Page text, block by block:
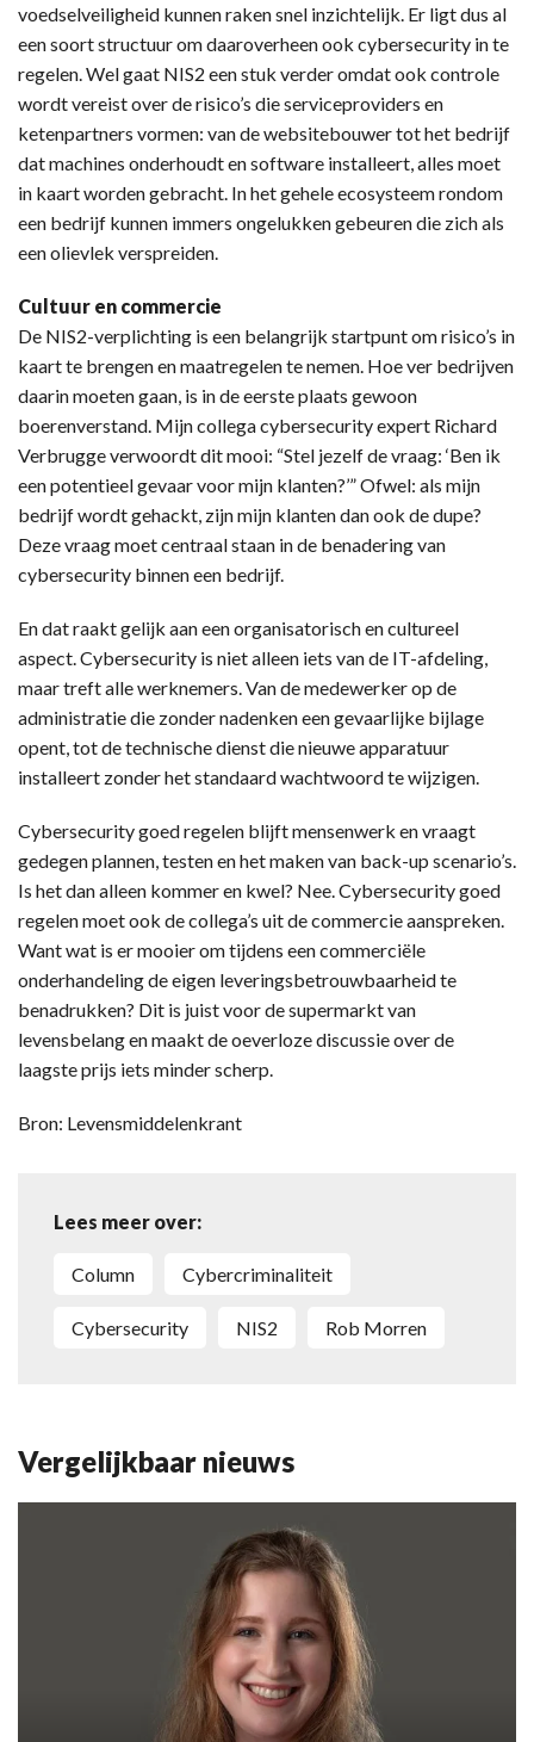
voedselveiligheid kunnen raken snel inzichtelijk. Er ligt dus al
een soort structuur om daaroverheen ook cybersecurity in te
regelen. Wel gaat NIS2 een stuk verder omdat ook controle
wordt vereist over de risico’s die serviceproviders en
ketenpartners vormen: van de websitebouwer tot het bedrijf
dat machines onderhoudt en software installeert, alles moet
in kaart worden gebracht. In het gehele ecosysteem rondom
een bedrijf kunnen immers ongelukken gebeuren die zich als
een olievlek verspreiden.
Cultuur en commercie
De NIS2-verplichting is een belangrijk startpunt om risico’s in
kaart te brengen en maatregelen te nemen. Hoe ver bedrijven
daarin moeten gaan, is in de eerste plaats gewoon
boerenverstand. Mijn collega cybersecurity expert Richard
Verbrugge verwoordt dit mooi: “Stel jezelf de vraag: ‘Ben ik
een potentieel gevaar voor mijn klanten?’” Ofwel: als mijn
bedrijf wordt gehackt, zijn mijn klanten dan ook de dupe?
Deze vraag moet centraal staan in de benadering van
cybersecurity binnen een bedrijf.
En dat raakt gelijk aan een organisatorisch en cultureel
aspect. Cybersecurity is niet alleen iets van de IT-afdeling,
maar treft alle werknemers. Van de medewerker op de
administratie die zonder nadenken een gevaarlijke bijlage
opent, tot de technische dienst die nieuwe apparatuur
installeert zonder het standaard wachtwoord te wijzigen.
Cybersecurity goed regelen blijft mensenwerk en vraagt
gedegen plannen, testen en het maken van back-up scenario’s.
Is het dan alleen kommer en kwel? Nee. Cybersecurity goed
regelen moet ook de collega’s uit de commercie aanspreken.
Want wat is er mooier om tijdens een commerciële
onderhandeling de eigen leveringsbetrouwbaarheid te
benadrukken? Dit is juist voor de supermarkt van
levensbelang en maakt de oeverloze discussie over de
laagste prijs iets minder scherp.
Bron: Levensmiddelenkrant
Lees meer over:
column cybercriminaliteit
cybersecurity NIS2 Rob Morren
Vergelijkbaar nieuws